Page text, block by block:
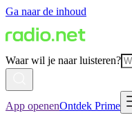
Ga naar de inhoud
Waar wil je naar luisteren?
App openenOntdek Prime